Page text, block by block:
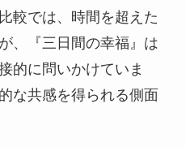
較では、時間を超えた
、『三日間の幸福』は
的に問いかけていま
な共感を得られる側面